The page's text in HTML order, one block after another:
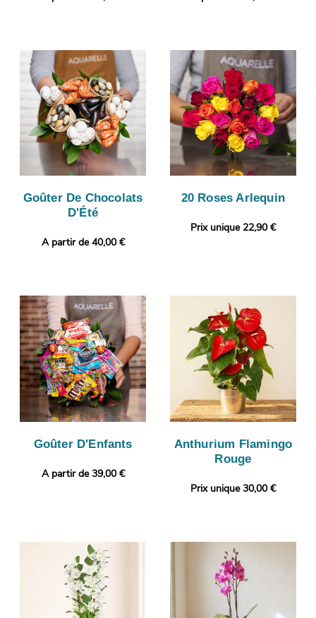
Goûter De Chocolats
D'Été
A partir de 40,00 €
20 Roses Arlequin
Prix unique 22,90 €
Goûter D'Enfants
A partir de 39,00 €
Anthurium Flamingo
Rouge
Prix unique 30,00 €